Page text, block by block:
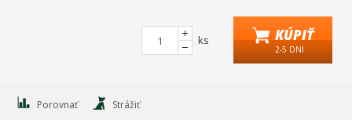
ks KÚPIŤ
2-5 DNI
Porovnať Strážiť